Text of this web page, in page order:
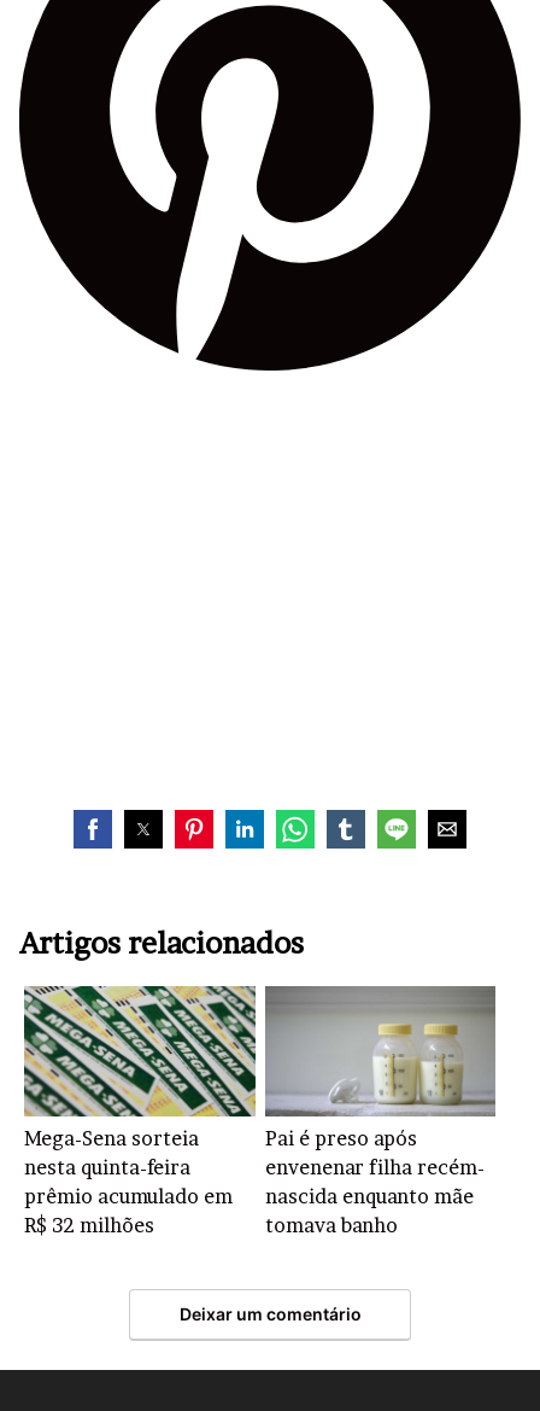
Artigos relacionados
Mega-Sena sorteia
nesta quinta-feira
prêmio acumulado em
R$ 32 milhões
Pai é preso após
envenenar filha recém-
nascida enquanto mãe
tomava banho
Deixar um comentário